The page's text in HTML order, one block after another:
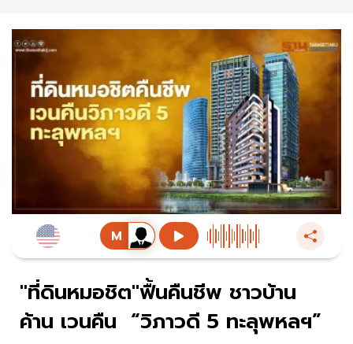
"ที่ดินหมอชิต"ฟื้นคืนชีพ ชาวบ้าน
ค้าน เวนคืน “วิภาวดี 5 ทะลุพหลฯ”